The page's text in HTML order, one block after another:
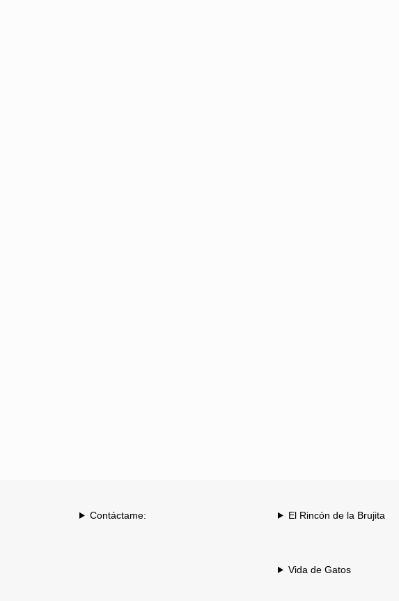
Contáctame: El Rincón de la Brujita
Vida de Gatos